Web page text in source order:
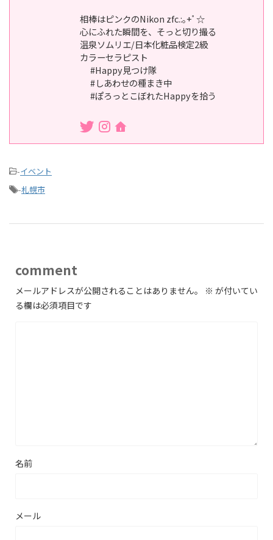
相棒はピンクのNikon zfc.:｡+ﾟ☆
心にふれた瞬間を、そっと切り撮る
温泉ソムリエ/日本化粧品検定2級
カラーセラピスト
#Happy見つけ隊
#しあわせの種まき中
#ぽろっとこぼれたHappyを拾う
-イベント
-札幌市
comment
メールアドレスが公開されることはありません。 ※ が付いてい
る欄は必須項目です
名前
メール